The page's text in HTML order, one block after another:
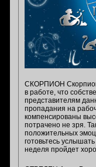
СКОРПИОН
в работе, что
представителям
пропадания на
компенсированы
потрачено не зря.
положительных
готовьтесь
неделя пройдет